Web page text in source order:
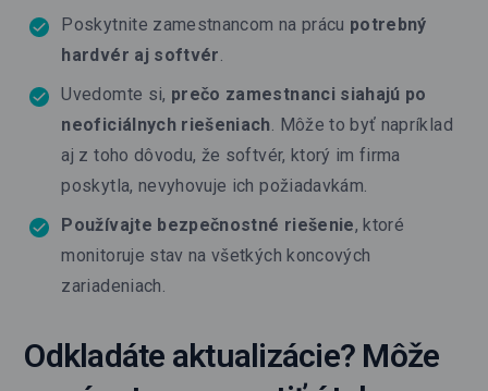
Poskytnite zamestnancom na prácu potrebný
hardvér aj softvér.
Uvedomte si, prečo zamestnanci siahajú po
neoficiálnych riešeniach. Môže to byť napríklad
aj z toho dôvodu, že softvér, ktorý im firma
poskytla, nevyhovuje ich požiadavkám.
Používajte bezpečnostné riešenie, ktoré
monitoruje stav na všetkých koncových
zariadeniach.
Odkladáte aktualizácie? Môže